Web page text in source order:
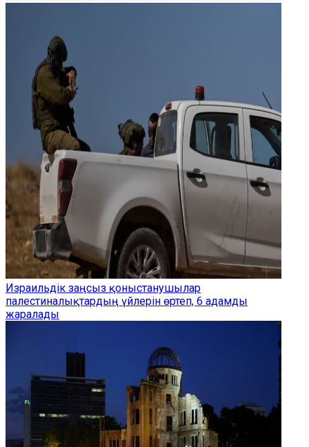
Израильдік заңсыз қоныстанушылар
палестиналықтардың үйлерін өртеп, 6 адамды
жаралады